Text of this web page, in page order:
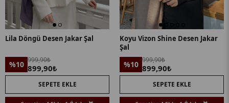
Lila Döngü Desen Jakar Şal
%10 999,90₺
899,90₺
SEPETE EKLE
Koyu Vizon Shine Desen Jakar
Şal
%10 999,90₺
899,90₺
SEPETE EKLE